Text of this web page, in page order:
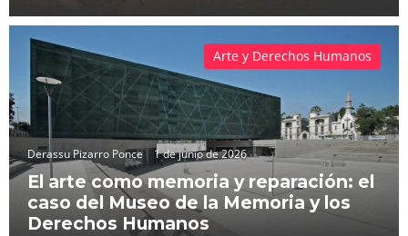
Derassu Pizarro Ponce 1 de junio de 2026
El arte como memoria y reparación: el
caso del Museo de la Memoria y los
Derechos Humanos
Arte y Derechos Humanos